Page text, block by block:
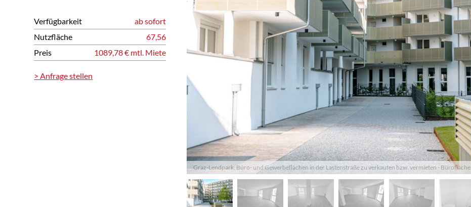
Verfügbarkeit
ab sofort
Nutzfläche
67,56
Preis
1089,78 € mtl. Miete
> Anfrage stellen
Graz-Lendpark, Büro- und Gewerbeflächen in der Lastenstraße zu verkaufen bzw. vermieten - Bürofläche